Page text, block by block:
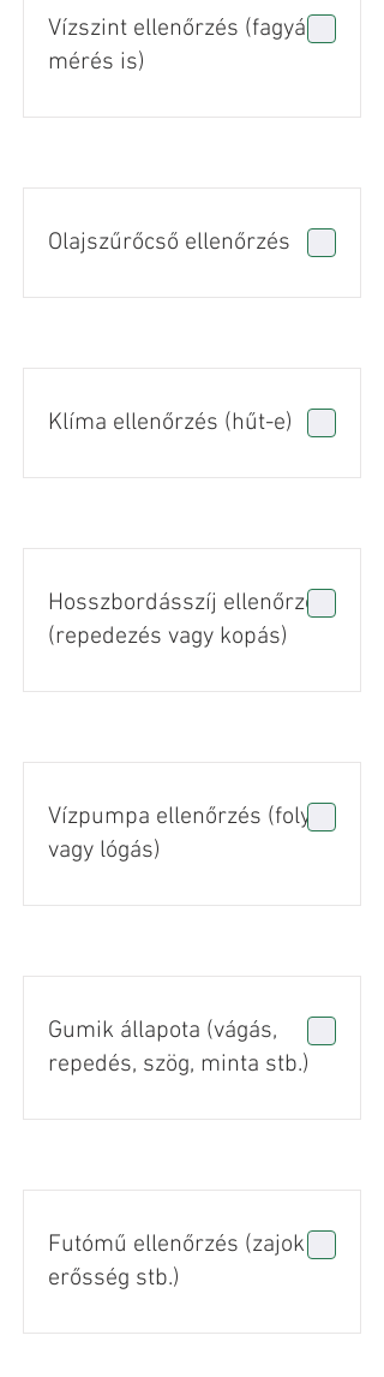
Vízszint ellenőrzés (fagyálló
mérés is)
Olajszűrőcső ellenőrzés
Klíma ellenőrzés (hűt-e)
Hosszbordásszíj ellenőrzés
(repedezés vagy kopás)
Vízpumpa ellenőrzés (folyás
vagy lógás)
Gumik állapota (vágás,
repedés, szög, minta stb.)
Futómű ellenőrzés (zajok +
erősség stb.)